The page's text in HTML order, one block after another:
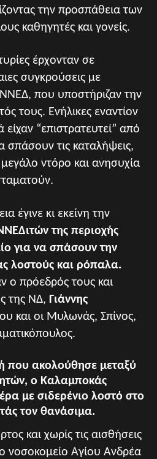
την προσπάθεια των
καθηγητές και γονείς.
έρχονταν σε
συγκρούσεις με
που υποστήριζαν την
τους. Ενήλικες εναντίον
“επιστρατευτεί” από
σπάσουν τις καταλήψεις,
ντόρο και ανησυχία
έγινε κι εκείνη την
της περιοχής
για να σπάσουν την
λοστούς και ρόπαλα.
ο πρόεδρός τους και
της ΝΔ, Γιάννης
και οι Μυλωνάς, Σπίνος,
που ακολούθησε μεταξύ
ο Καλαμποκάς
με σιδερένιο λοστό στο
τον θανάσιμα.
και χωρίς τις αισθήσεις
νοσοκομείο Αγίου Ανδρέα